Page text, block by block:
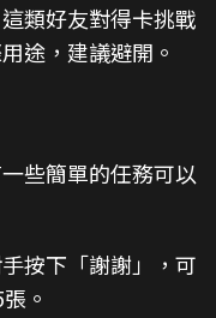
類好友對得卡挑戰
途，建議避開。
些簡單的任務可以
按下「謝謝」，可
。